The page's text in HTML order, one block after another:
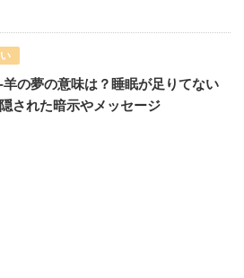
羊の夢の意味は？睡眠が足りてない
された暗示やメッセージ